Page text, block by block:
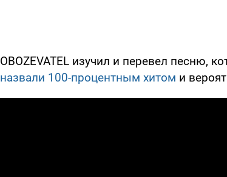
OBOZEVATEL изучил и перевел песню,
назвали 100-процентным хитом и